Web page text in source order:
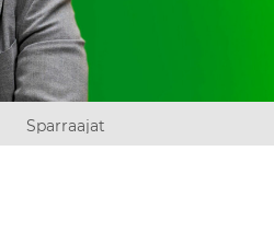
Sparraajat